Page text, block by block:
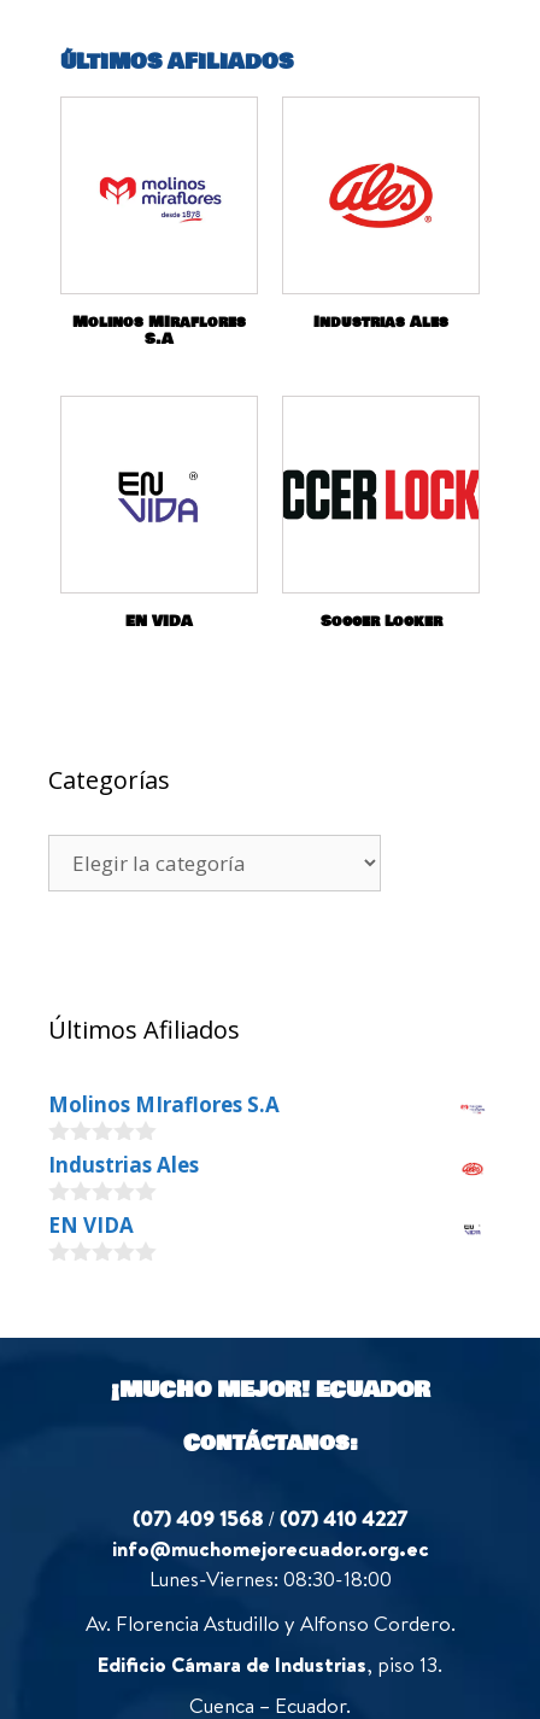
ÚLTIMOS AFILIADOS
Molinos MIraflores
S.A
Industrias Ales
EN VIDA Soccer Locker
Categorías
Últimos Afiliados
Molinos MIraflores S.A
0
o
u
t
o
f
Industrias Ales
0
o
u
5
EN VIDA
t
¡MUCHO MEJOR!ECUADOR
Contáctanos:
(07) 409 1568 /(07) 410 4227
info@muchomejorecuador.org.ec
Lunes-Viernes: 08:30-18:00
Av. Florencia Astudillo y Alfonso Cordero.
Edificio Cámara de Industrias, piso 13.
Cuenca – Ecuador.